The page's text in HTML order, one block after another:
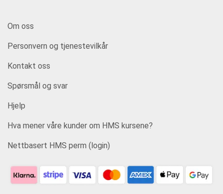
Om oss
Personvern og tjenestevilkår
Kontakt oss
Spørsmål og svar
Hjelp
Hva mener våre kunder om HMS kursene?
Nettbasert HMS perm (login)